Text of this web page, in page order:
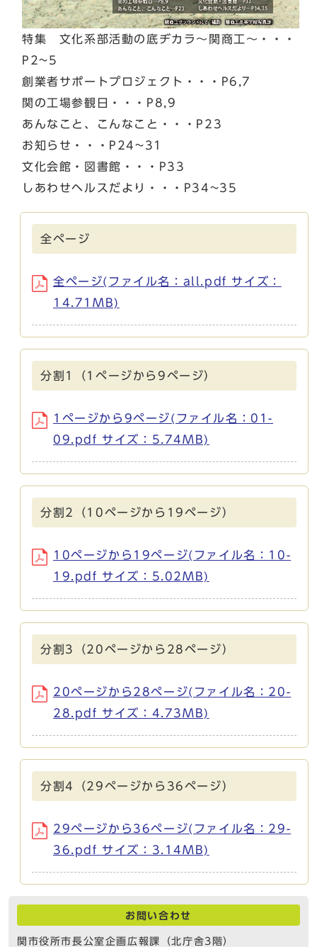
特集 文化系部活動の底ヂカラ～関商工～・・・
P2~5
創業者サポートプロジェクト・・・P6,7
関の工場参観日・・・P8,9
あんなこと、こんなこと・・・P23
お知らせ・・・P24~31
文化会館・図書館・・・P33
しあわせヘルスだより・・・P34~35
全ページ
全ページ(ファイル名：all.pdf サイズ：
14.71MB)
分割1（1ページから9ページ）
1ページから9ページ(ファイル名：01-
09.pdf サイズ：5.74MB)
分割2（10ページから19ページ）
10ページから19ページ(ファイル名：10-
19.pdf サイズ：5.02MB)
分割3（20ページから28ページ）
20ページから28ページ(ファイル名：20-
28.pdf サイズ：4.73MB)
分割4（29ページから36ページ）
29ページから36ページ(ファイル名：29-
36.pdf サイズ：3.14MB)
お問い合わせ
関市役所市長公室企画広報課（北庁舎3階）